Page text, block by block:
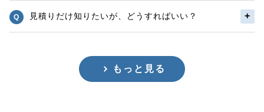
見積りだけ知りたいが、どうすればいい？
もっと見る